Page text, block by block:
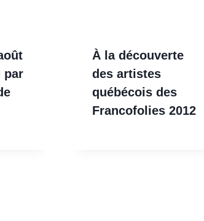
par
À la découverte
des artistes
québécois des
Francofolies 2012